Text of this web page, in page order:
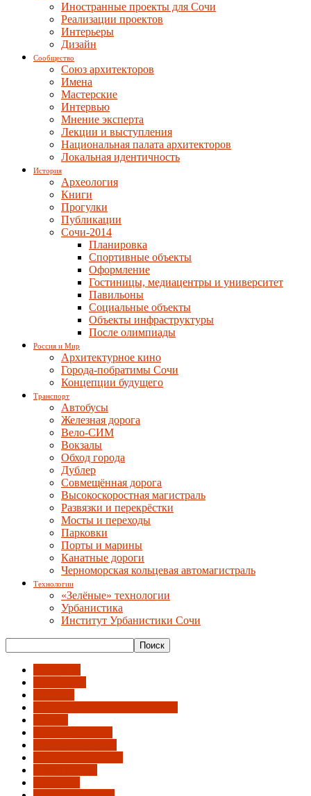
Иностранные проекты для Сочи
Реализации проектов
Интерьеры
Дизайн
Сообщество
Союз архитекторов
Имена
Мастерские
Интервью
Мнение эксперта
Лекции и выступления
Национальная палата архитекторов
Локальная идентичность
История
Археология
Книги
Прогулки
Публикации
Сочи-2014
Планировка
Спортивные объекты
Оформление
Гостиницы, медиацентры и университет
Павильоны
Социальные объекты
Объекты инфраструктуры
После олимпиады
Россия и Мир
Архитектурное кино
Города-побратимы Сочи
Концепции будущего
Транспорт
Автобусы
Железная дорога
Вело-СИМ
Вокзалы
Обход города
Дублер
Совмещённая дорога
Высокоскоростная магистраль
Развязки и перекрёстки
Мосты и переходы
Парковки
Порты и марины
Канатные дороги
Черноморская кольцевая автомагистраль
Технологии
«Зелёные» технологии
Урбанистика
Институт Урбанистики Сочи